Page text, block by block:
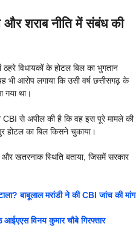
शराब नीति में संबंध की
विधायकों के होटल बिल का भुगतान
आरोप लगाया कि उसी वर्ष छत्तीसगढ़ के
गया था।
CBI से अपील की है कि वह इस पूरे मामले की
होटल का बिल किसने चुकाया।
खतरनाक स्थिति बताया, जिसमें सरकार
बाबूलाल मरांडी ने की CBI जांच की मांग
आईएएस विनय कुमार चौबे गिरफ्तार